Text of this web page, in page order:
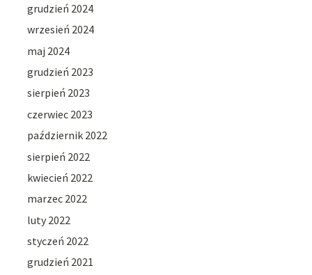
grudzień 2024
wrzesień 2024
maj 2024
grudzień 2023
sierpień 2023
czerwiec 2023
październik 2022
sierpień 2022
kwiecień 2022
marzec 2022
luty 2022
styczeń 2022
grudzień 2021